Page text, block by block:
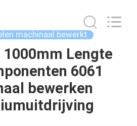
machinaal bewerkt
1000mm Lengte
6061
bewerken